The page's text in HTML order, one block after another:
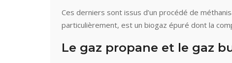
Ces derniers sont issus d’un procédé de
particulièrement, est un biogaz épuré dont la
Le gaz propane et le gaz